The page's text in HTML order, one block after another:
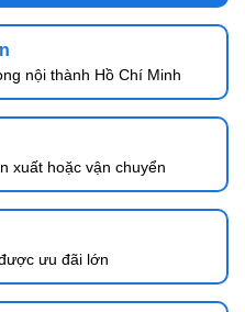
nội thành Hồ Chí Minh
xuất hoặc vận chuyển
ưu đãi lớn